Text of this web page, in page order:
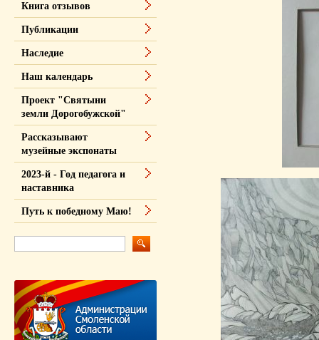
Книга отзывов
Публикации
Наследие
Наш календарь
Проект "Святыни
земли Дорогобужской"
Рассказывают
музейные экспонаты
2023-й - Год педагога и
наставника
Путь к победному Маю!